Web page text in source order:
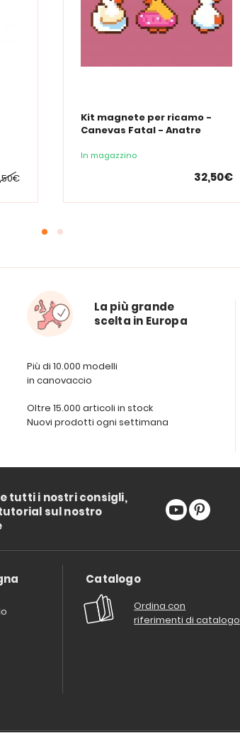
Kit magnete per ricamo -
Canevas Fatal - Anatre
In magazzino
32,50€
La più grande
scelta in Europa
Più di 10.000 modelli
in canovaccio
Oltre 15.000 articoli in stock
Nuovi prodotti ogni settimana
tutti i nostri consigli,
sul nostro
Catalogo
Ordina con
riferimenti di catalogo